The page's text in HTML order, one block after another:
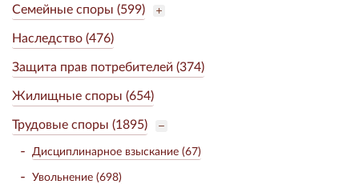
Семейные споры (599)
Наследство (476)
Защита прав потребителей (374)
Жилищные споры (654)
Трудовые споры (1895)
Дисциплинарное взыскание (67)
Увольнение (698)